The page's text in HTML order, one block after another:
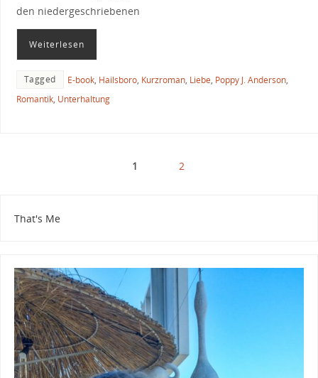
den niedergeschriebenen
Weiterlesen
Tagged E-book, Hailsboro, Kurzroman, Liebe, Poppy J. Anderson,
Romantik, Unterhaltung
1 2
That's Me